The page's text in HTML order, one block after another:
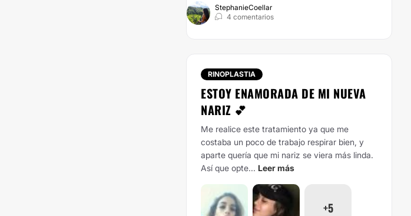
StephanieCoellar
4 comentarios
RINOPLASTIA
ESTOY ENAMORADA DE MI NUEVA
NARIZ 💕
Me realice este tratamiento ya que me
costaba un poco de trabajo respirar bien, y
aparte quería que mi nariz se viera más linda.
Así que opte... Leer más
+5